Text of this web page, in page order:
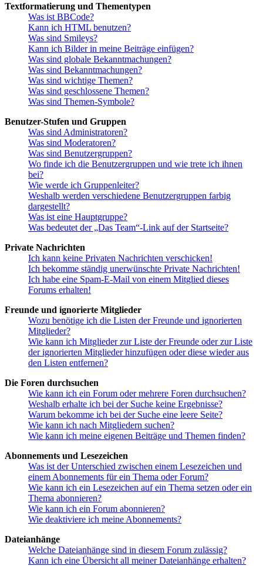
Textformatierung und Thementypen
Was ist BBCode?
Kann ich HTML benutzen?
Was sind Smileys?
Kann ich Bilder in meine Beiträge einfügen?
Was sind globale Bekanntmachungen?
Was sind Bekanntmachungen?
Was sind wichtige Themen?
Was sind geschlossene Themen?
Was sind Themen-Symbole?
Benutzer-Stufen und Gruppen
Was sind Administratoren?
Was sind Moderatoren?
Was sind Benutzergruppen?
Wo finde ich die Benutzergruppen und wie trete ich ihnen
bei?
Wie werde ich Gruppenleiter?
Weshalb werden verschiedene Benutzergruppen farbig
dargestellt?
Was ist eine Hauptgruppe?
Was bedeutet der „Das Team“-Link auf der Startseite?
Private Nachrichten
Ich kann keine Privaten Nachrichten verschicken!
Ich bekomme ständig unerwünschte Private Nachrichten!
Ich habe eine Spam-E-Mail von einem Mitglied dieses
Forums erhalten!
Freunde und ignorierte Mitglieder
Wozu benötige ich die Listen der Freunde und ignorierten
Mitglieder?
Wie kann ich Mitglieder zur Liste der Freunde oder zur Liste
der ignorierten Mitglieder hinzufügen oder diese wieder aus
den Listen entfernen?
Die Foren durchsuchen
Wie kann ich ein Forum oder mehrere Foren durchsuchen?
Weshalb erhalte ich bei der Suche keine Ergebnisse?
Warum bekomme ich bei der Suche eine leere Seite?
Wie kann ich nach Mitgliedern suchen?
Wie kann ich meine eigenen Beiträge und Themen finden?
Abonnements und Lesezeichen
Was ist der Unterschied zwischen einem Lesezeichen und
einem Abonnements für ein Thema oder Forum?
Wie kann ich ein Lesezeichen auf ein Thema setzen oder ein
Thema abonnieren?
Wie kann ich ein Forum abonnieren?
Wie deaktiviere ich meine Abonnements?
Dateianhänge
Welche Dateianhänge sind in diesem Forum zulässig?
Kann ich eine Übersicht all meiner Dateianhänge erhalten?